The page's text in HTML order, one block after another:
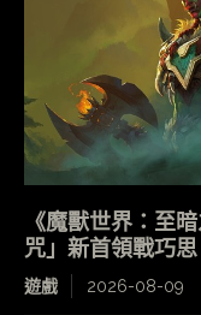
《魔獸世界：至
咒」新首領戰巧思
遊戲 2026-08-09